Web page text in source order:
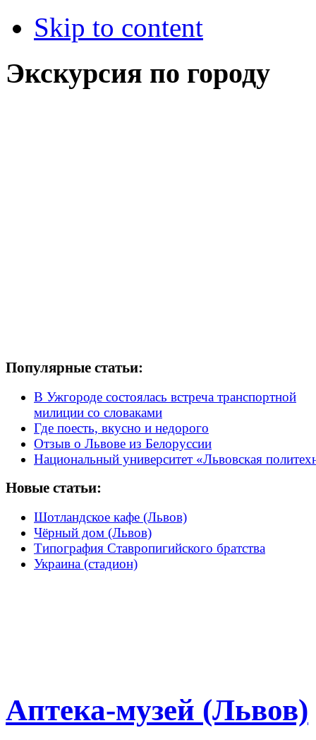
Skip to content
Экскурсия по городу
Популярные статьи:
В Ужгороде состоялась встреча транспортной
милиции со словаками
Где поесть, вкусно и недорого
Отзыв о Львове из Белоруссии
Национальный университет «Львовская
Новые статьи:
Шотландское кафе (Львов)
Чёрный дом (Львов)
Типография Ставропигийского братства
Украина (стадион)
Аптека-музей (Львов)